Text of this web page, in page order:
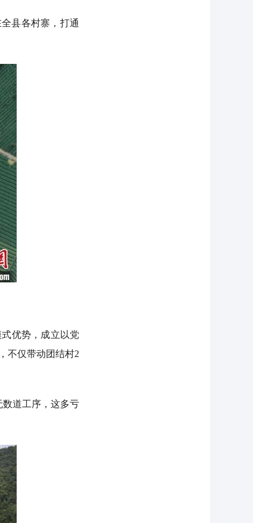
县各村寨，打通
优势，成立以党
不仅带动团结村2
道工序，这多亏